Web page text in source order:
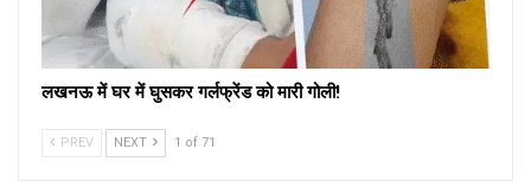
लखनऊ में घर में घुसकर गर्लफ्रेंड को मारी गोली!
PREV NEXT 1 of 71